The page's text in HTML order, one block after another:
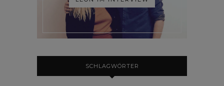
SCHLAGWÖRTER